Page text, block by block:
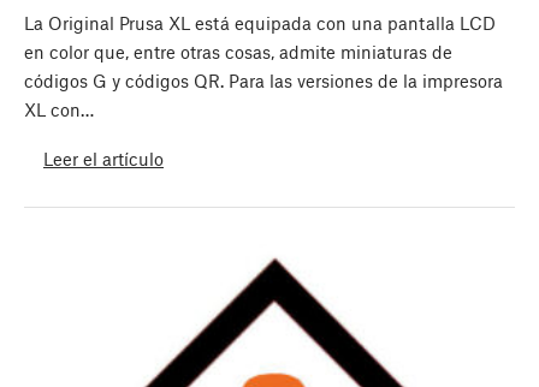
La Original Prusa XL está equipada con una pantalla LCD
en color que, entre otras cosas, admite miniaturas de
códigos G y códigos QR. Para las versiones de la impresora
XL con…
Leer el artículo